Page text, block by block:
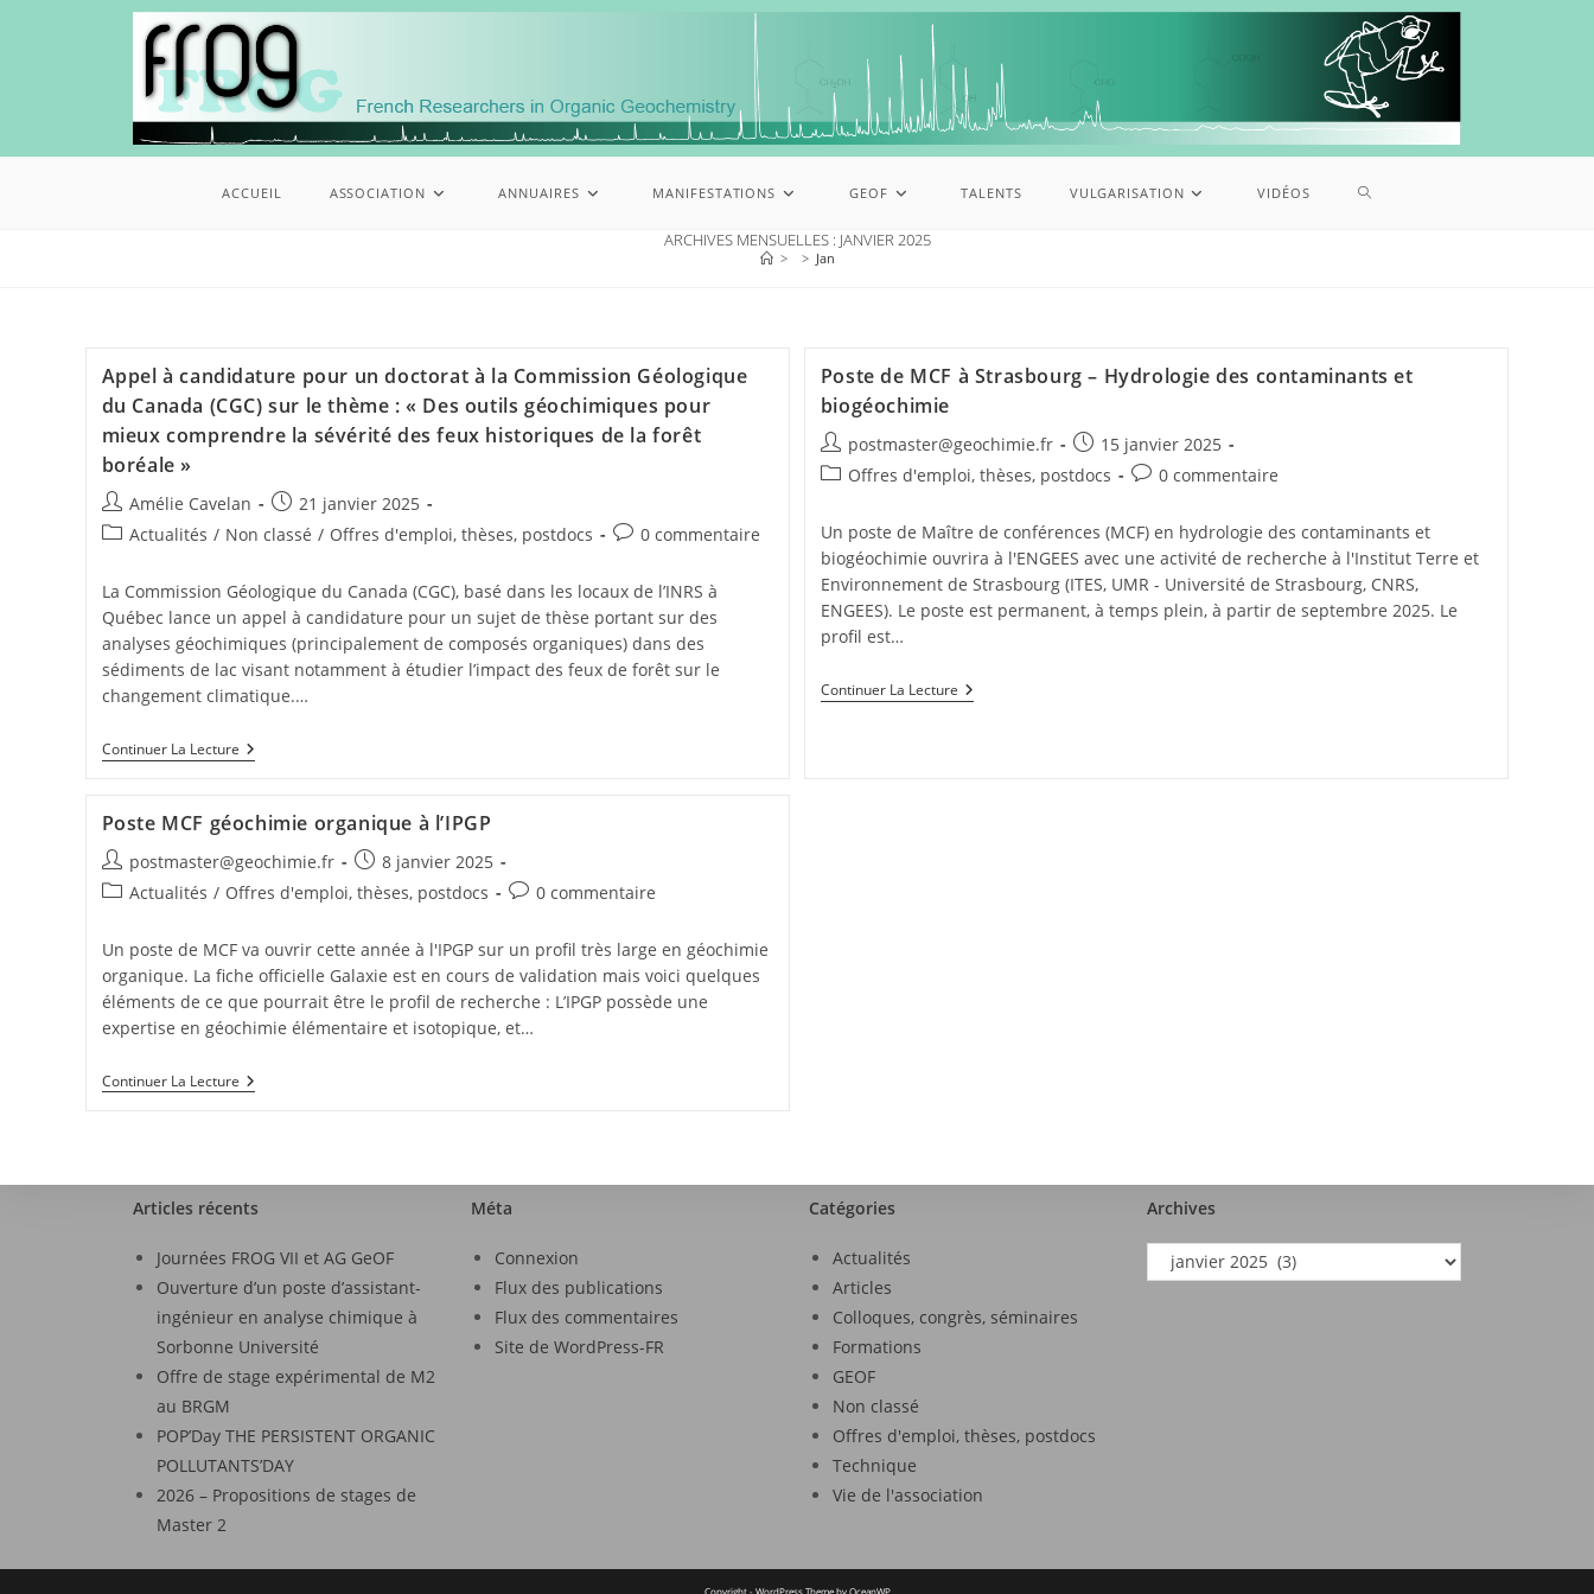
ACCUEIL ASSOCIATION ANNUAIRES MANIFESTATIONS GEOF TALENTS VULGARISATION VIDÉOS
ARCHIVES MENSUELLES : JANVIER 2025
> > Jan
Appel à candidature pour un doctorat à la Commission Géologique
du Canada (CGC) sur le thème : « Des outils géochimiques pour
mieux comprendre la sévérité des feux historiques de la forêt
boréale »
Amélie Cavelan
21 janvier 2025
Actualités / Non classé / Offres d'emploi, thèses, postdocs 0 commentaire
La Commission Géologique du Canada (CGC), basé dans les locaux de l’INRS à
Québec lance un appel à candidature pour un sujet de thèse portant sur des
analyses géochimiques (principalement de composés organiques) dans des
sédiments de lac visant notamment à étudier l’impact des feux de forêt sur le
changement climatique.…
Continuer La Lecture
Poste de MCF à Strasbourg – Hydrologie des contaminants et
biogéochimie
postmaster@geochimie.fr
15 janvier 2025
Offres d'emploi, thèses, postdocs
0 commentaire
Un poste de Maître de conférences (MCF) en hydrologie des contaminants et
biogéochimie ouvrira à l'ENGEES avec une activité de recherche à l'Institut Terre et
Environnement de Strasbourg (ITES, UMR - Université de Strasbourg, CNRS,
ENGEES). Le poste est permanent, à temps plein, à partir de septembre 2025. Le
profil est…
Continuer La Lecture
Poste MCF géochimie organique à l’IPGP
postmaster@geochimie.fr
8 janvier 2025
Actualités / Offres d'emploi, thèses, postdocs 0 commentaire
Un poste de MCF va ouvrir cette année à l'IPGP sur un profil très large en géochimie
organique. La fiche officielle Galaxie est en cours de validation mais voici quelques
éléments de ce que pourrait être le profil de recherche : L’IPGP possède une
expertise en géochimie élémentaire et isotopique, et…
Continuer La Lecture
Articles récents
Journées FROG VII et AG GeOF
Ouverture d’un poste d’assistant-
ingénieur en analyse chimique à
Sorbonne Université
Offre de stage expérimental de M2
au BRGM
POP’Day THE PERSISTENT ORGANIC
POLLUTANTS’DAY
2026 – Propositions de stages de
Master 2
Méta
Connexion
Flux des publications
Flux des commentaires
Site de WordPress-FR
Catégories
Actualités
Articles
Colloques, congrès, séminaires
Formations
GEOF
Non classé
Offres d'emploi, thèses, postdocs
Technique
Vie de l'association
Archives
Copyright - WordPress Theme by OceanWP